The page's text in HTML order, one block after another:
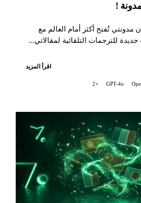
!
مدونتي تُفتح أكثر أمام العالم مع
للترجمات التلقائية لمقالاتي...
اقرأ المزيد
GPT-4o
+2